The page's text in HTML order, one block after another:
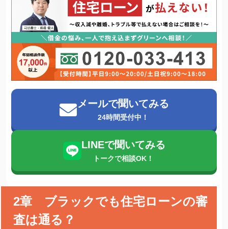
メールで聞いてみる
24時間受付中！
LINEで聞いてみる
トークで相談OK！
2章 ブラックでも住宅ローンの審
査は通る？